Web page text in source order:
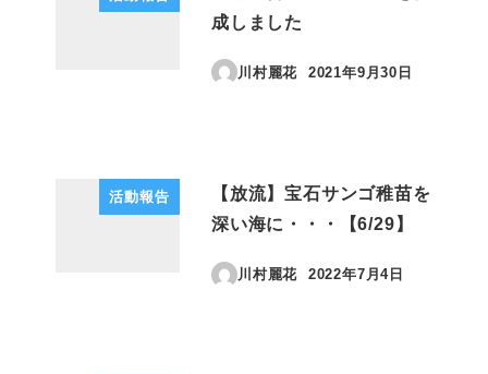
成しました
川村麗花
投稿日
2021年9月30日
活動報告
【放流】宝石サンゴ稚苗を
深い海に・・・【6/29】
川村麗花
投稿日
2022年7月4日